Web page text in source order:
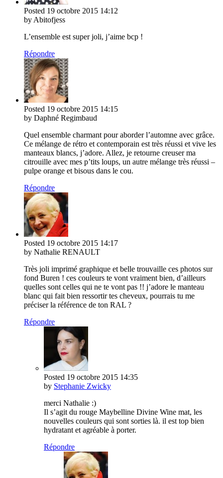
Posted 19 octobre 2015 14:12
by Abitofjess
L’ensemble est super joli, j’aime bcp !
Répondre
Posted 19 octobre 2015 14:15
by Daphné Regimbaud
Quel ensemble charmant pour aborder l’automne avec grâce.
Ce mélange de rétro et contemporain est très réussi et vive les
manteaux blancs, j’adore. Allez, je retourne creuser ma
citrouille avec mes p’tits loups, un autre mélange très réussi –
pulpe orange et bisous dans le cou.
Répondre
Posted 19 octobre 2015 14:17
by Nathalie RENAULT
Très joli imprimé graphique et belle trouvaille ces photos sur
fond Buren ! ces couleurs te vont vraiment bien, d’ailleurs
quelles sont celles qui ne te vont pas !! j’adore le manteau
blanc qui fait bien ressortir tes cheveux, pourrais tu me
préciser la référence de ton RAL ?
Répondre
Posted 19 octobre 2015 14:35
by Stephanie Zwicky
merci Nathalie :)
Il s’agit du rouge Maybelline Divine Wine mat, les
nouvelles couleurs qui sont sorties là. il est top bien
hydratant et agréable à porter.
Répondre